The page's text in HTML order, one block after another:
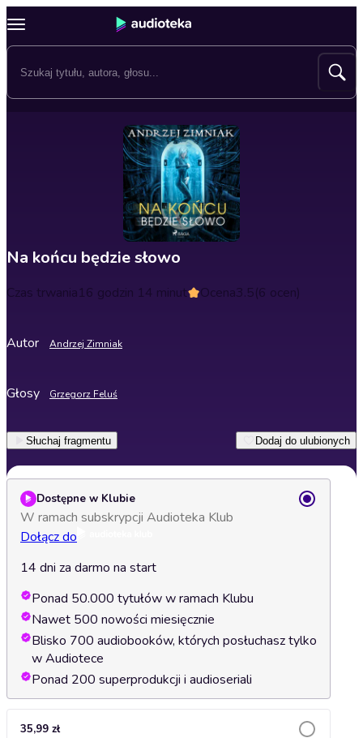
Na końcu będzie słowo
Czas trwania16 godzin 14 minut Ocena3.5(6 ocen)
Autor Andrzej Zimniak
Głosy Grzegorz Feluś
Słuchaj fragmentu Dodaj do ulubionych
Dostępne w Klubie
W ramach subskrypcji Audioteka Klub
Dołącz do
14 dni za darmo na start
Ponad 50.000 tytułów w ramach Klubu
Nawet 500 nowości miesięcznie
Blisko 700 audiobooków, których posłuchasz tylko
w Audiotece
Ponad 200 superprodukcji i audioseriali
35,99 zł